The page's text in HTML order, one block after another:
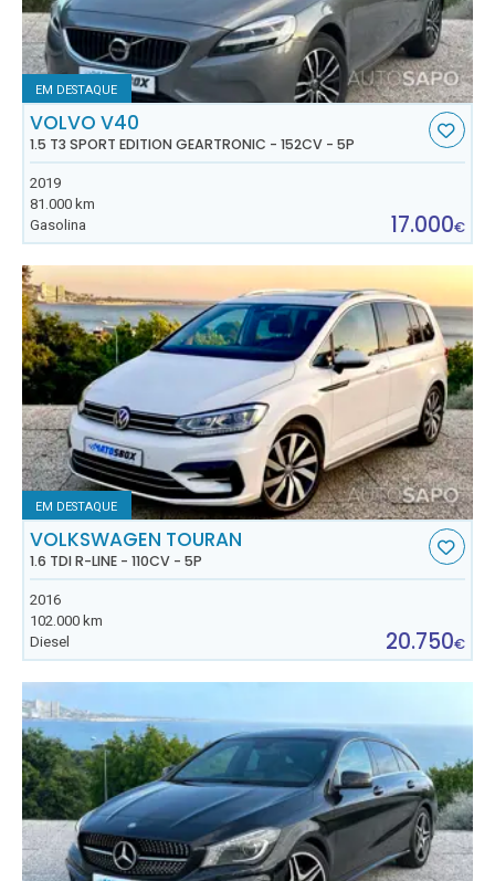
EM DESTAQUE
VOLVO V40
1.5 T3 SPORT EDITION GEARTRONIC - 152CV - 5P
2019
81.000 km
Gasolina
17.000€
EM DESTAQUE
VOLKSWAGEN TOURAN
1.6 TDI R-LINE - 110CV - 5P
2016
102.000 km
Diesel
20.750€